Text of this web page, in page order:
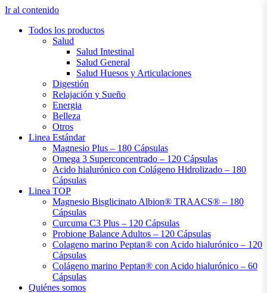
Ir al contenido
Todos los productos
Salud
Salud Intestinal
Salud General
Salud Huesos y Articulaciones
Digestión
Relajación y Sueño
Energia
Belleza
Otros
Linea Estándar
Magnesio Plus – 180 Cápsulas
Omega 3 Superconcentrado – 120 Cápsulas
Acido hialurónico con Colágeno Hidrolizado – 180
Cápsulas
Linea TOP
Magnesio Bisglicinato Albion® TRAACS® – 180
Cápsulas
Curcuma C3 Plus – 120 Cápsulas
Probione Balance Adultos – 120 Cápsulas
Colageno marino Peptan® con Acido hialurónico – 120
Cápsulas
Colágeno marino Peptan® con Acido hialurónico – 60
Cápsulas
Quiénes somos